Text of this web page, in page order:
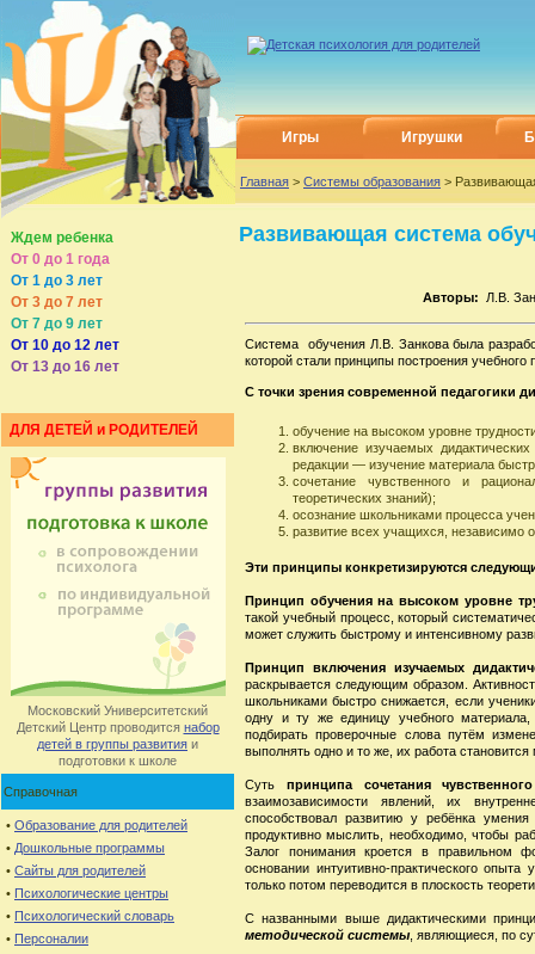
Игры Игрушки
Главная > Системы образования >
Ждем ребенка
От 0 до 1 года
От 1 до 3 лет
От 3 до 7 лет
От 7 до 9 лет
От 10 до 12 лет
От 13 до 16 лет
ДЛЯ ДЕТЕЙ и РОДИТЕЛЕЙ
Московский Университетский
Детский Центр проводится набор
детей в группы развития и
подготовки к школе
Справочная
• Образование для родителей
• Дошкольные программы
• Сайты для родителей
• Психологические центры
• Психологический словарь
• Персоналии
Развивающая система
Авторы: Л.В.
Cистема обучения Л.В. Занкова была
которой стали принципы построения учебного
С точки зрения современной педагогики
обучение на высоком уровне
включение изучаемых
редакции — изучение материала
сочетание чувственного и
теоретических знаний);
осознание школьниками процесса
развитие всех учащихся, независимо
Эти принципы конкретизируются
Принцип обучения на высоком уровне
такой учебный процесс, который
может служить быстрому и интенсивному
Принцип включения изучаемых
раскрывается следующим образом.
школьниками быстро снижается, если
одну и ту же единицу учебного
подбирать проверочные слова путём
выполнять одно и то же, их работа
Суть принципа сочетания
взаимозависимости явлений, их
способствовал развитию у ребёнка
продуктивно мыслить, необходимо, чтобы
Залог понимания кроется в правильном
основании интуитивно-практического
только потом переводится в плоскость
С названными выше дидактическими
методической системы, являющиеся, по